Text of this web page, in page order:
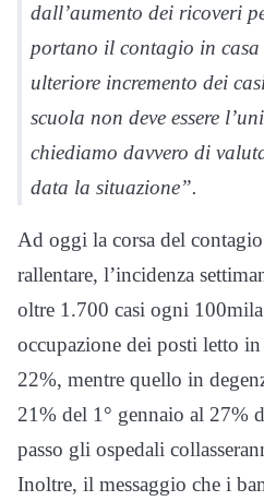
dall’aumento dei ricoveri
portano il contagio in
ulteriore incremento dei
scuola non deve essere
chiediamo davvero di
data la situazione”.
Ad oggi la corsa del
rallentare, l’incidenza
oltre 1.700 casi ogni
occupazione dei posti letto
22%, mentre quello in
21% del 1° gennaio al 27%
passo gli ospedali
Inoltre, il messaggio che i